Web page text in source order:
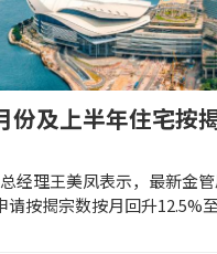
份及上半年住宅按
经理王美凤表示，最新金
请按揭宗数按月回升12.5%